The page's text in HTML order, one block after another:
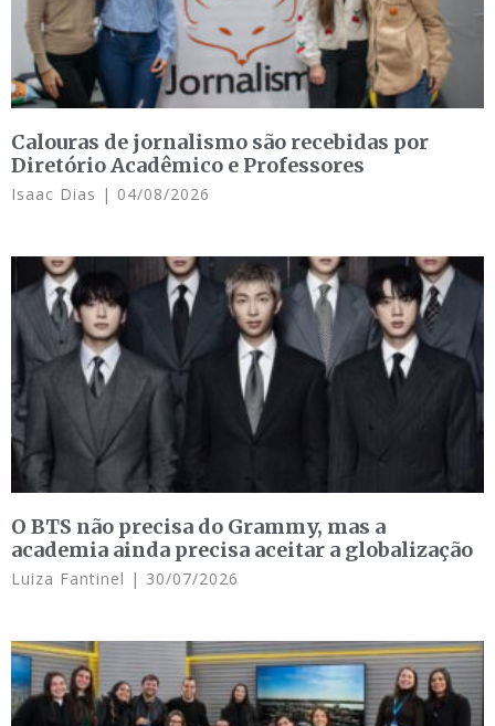
Calouras de jornalismo são recebidas por
Diretório Acadêmico e Professores
Isaac Dias 04/08/2026
O BTS não precisa do Grammy, mas a
academia ainda precisa aceitar a globalização
Luiza Fantinel 30/07/2026